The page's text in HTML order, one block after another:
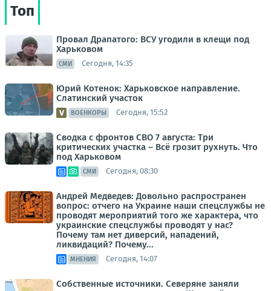
Топ
Провал Драпатого: ВСУ угодили в клещи под
Харьковом
СМИ Сегодня, 14:35
Юрий Котенок: Харьковское направление.
Слатинский участок
ВОЕНКОРЫ Сегодня, 15:52
Сводка с фронтов СВО 7 августа: Три
критических участка – Всё грозит рухнуть. Что
под Харьковом
СМИ Сегодня, 08:30
Андрей Медведев: Довольно распространен
вопрос: отчего на Украине наши спецслужбы не
проводят мероприятий того же характера, что
украинские спецслужбы проводят у нас?
Почему там нет диверсий, нападений,
ликвидаций? Почему...
МНЕНИЯ Сегодня, 14:07
Собственные источники. Северяне заняли